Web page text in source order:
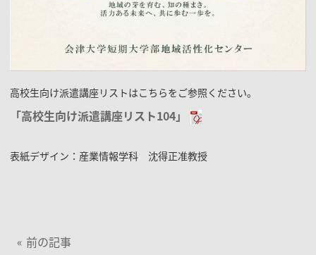
高校生向け派遣講座リストはこちらをご参照ください。
「高校生向け派遣講座リスト104」
表紙デザイン：産業情報学科 沈得正准教授
前の記事